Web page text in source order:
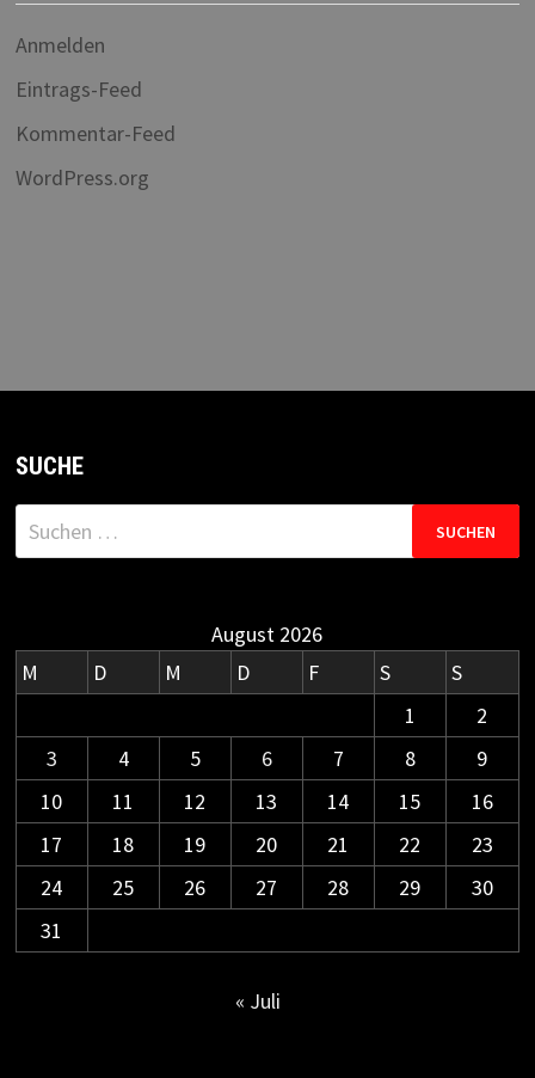
Anmelden
Eintrags-Feed
Kommentar-Feed
WordPress.org
SUCHE
Suchen
nach:
August 2026
M
D M D F S
S
1
2
3
4 5 6 7 8
9
10
11 12 13 14 15
16
17
18 19 20 21 22
23
24
25 26 27 28 29
30
31
« Juli